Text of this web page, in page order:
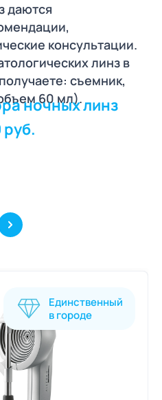
даются
консультации.
линз в
cъемник,
60 мл).
ночных линз
Единственный
в городе